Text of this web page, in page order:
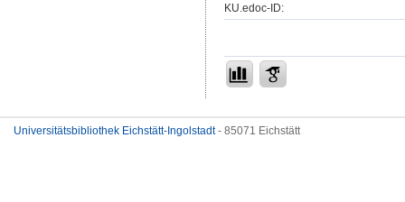
KU.edoc-ID:
Universitätsbibliothek Eichstätt-Ingolstadt- 85071 Eichstätt